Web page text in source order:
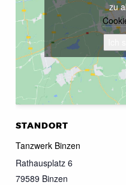
STANDORT
Tanzwerk Binzen
Rathausplatz 6
79589 Binzen
zu